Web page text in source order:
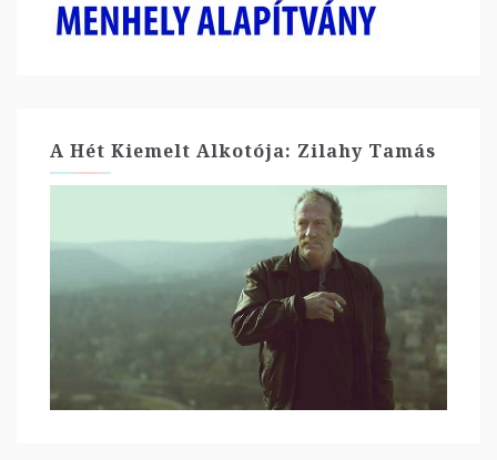
A Hét Kiemelt Alkotója: Zilahy Tamás